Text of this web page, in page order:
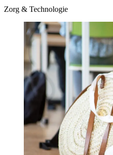
Zorg & Technologie